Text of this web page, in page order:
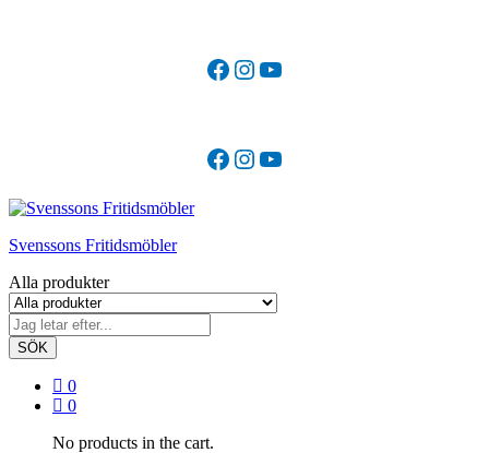
Facebook
Instagram
YouTube
Facebook
Instagram
YouTube
Svenssons Fritidsmöbler
Alla produkter
SÖK
0
0
No products in the cart.